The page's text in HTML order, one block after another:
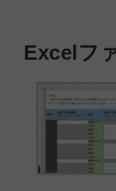
Excelフ